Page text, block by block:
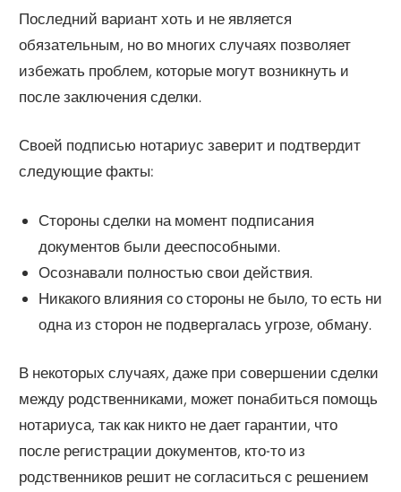
Последний вариант хоть и не является
обязательным, но во многих случаях позволяет
избежать проблем, которые могут возникнуть и
после заключения сделки.
Своей подписью нотариус заверит и подтвердит
следующие факты:
Стороны сделки на момент подписания
документов были дееспособными.
Осознавали полностью свои действия.
Никакого влияния со стороны не было, то есть ни
одна из сторон не подвергалась угрозе, обману.
В некоторых случаях, даже при совершении сделки
между родственниками, может понабиться помощь
нотариуса, так как никто не дает гарантии, что
после регистрации документов, кто-то из
родственников решит не согласиться с решением